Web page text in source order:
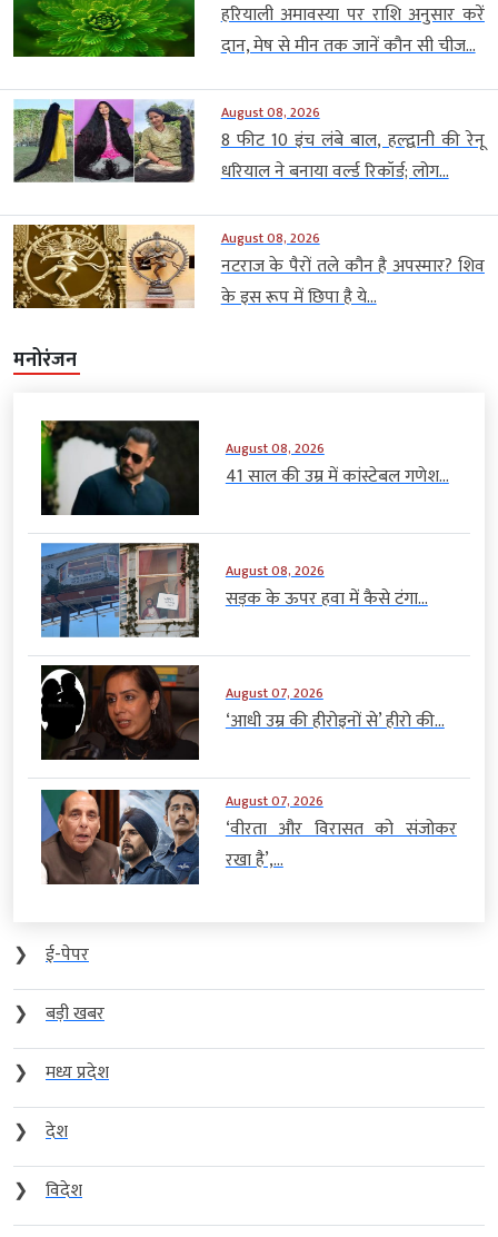
हरियाली अमावस्या पर राशि अनुसार करें
दान, मेष से मीन तक जानें कौन सी चीज...
August 08, 2026
8 फीट 10 इंच लंबे बाल, हल्द्वानी की रेनू
धरियाल ने बनाया वर्ल्ड रिकॉर्ड; लोग...
August 08, 2026
नटराज के पैरों तले कौन है अपस्मार? शिव
के इस रूप में छिपा है ये...
मनोरंजन
August 08, 2026
41 साल की उम्र में कांस्टेबल गणेश...
August 08, 2026
सड़क के ऊपर हवा में कैसे टंगा...
August 07, 2026
‘आधी उम्र की हीरोइनों से’ हीरो की...
August 07, 2026
‘वीरता और विरासत को संजोकर
रखा है’,...
❯
ई-पेपर
❯
बड़ी खबर
❯
मध्य प्रदेश
❯
देश
❯
विदेश